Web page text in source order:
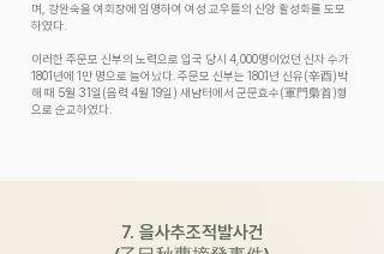
며, 강완숙을 여회장에 임명하여 여성 교우들의 신앙 활성화를 도모
하였다.
이러한 주문모 신부의 노력으로 입국 당시 4,000명이었던 신자 수가
1801년에 1만 명으로 늘어났다. 주문모 신부는 1801년 신유(辛酉)박
해 때 5월 31일(음력 4월 19일) 새남터에서 군문효수(軍門梟首)형
으로 순교하였다.
7. 을사추조적발사건